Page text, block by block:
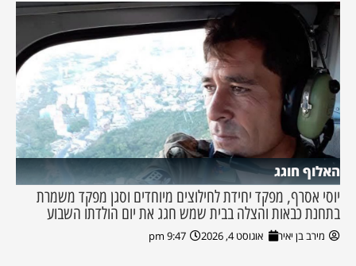
האלוף חוגג
יוסי אסרף, מפקד יחידת לחילוצים מיוחדים וסגן מפקד משמרת
בתחנת כבאות והצלה בבית שמש חגג את יום הולדתו השבוע
מירב בן יאיר אוגוסט 4, 2026 9:47 pm